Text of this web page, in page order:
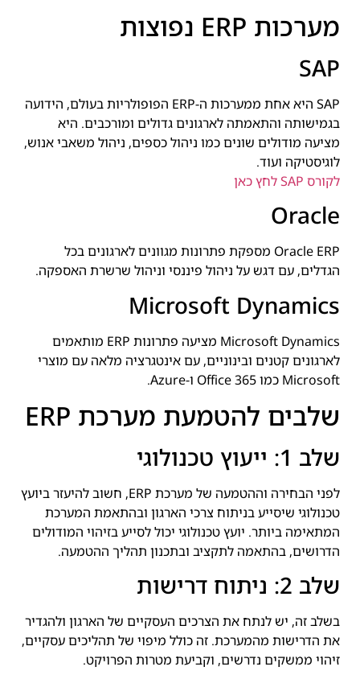
מערכות ERP נפוצות
SAP
SAP היא אחת ממערכות ה-ERP הפופולריות בעולם, הידועה
בגמישותה והתאמתה לארגונים גדולים ומורכבים. היא
מציעה מודולים שונים כמו ניהול כספים, ניהול משאבי אנוש,
לוגיסטיקה ועוד.
לקורס SAP לחץ כאן
Oracle
Oracle ERP מספקת פתרונות מגוונים לארגונים בכל
הגדלים, עם דגש על ניהול פיננסי וניהול שרשרת האספקה.
Microsoft Dynamics
Microsoft Dynamics מציעה פתרונות ERP מותאמים
לארגונים קטנים ובינוניים, עם אינטגרציה מלאה עם מוצרי
Microsoft כמו Office 365 ו-Azure.
שלבים להטמעת מערכת ERP
שלב 1: ייעוץ טכנולוגי
לפני הבחירה וההטמעה של מערכת ERP, חשוב להיעזר ביועץ
טכנולוגי שיסייע בניתוח צרכי הארגון ובהתאמת המערכת
המתאימה ביותר. יועץ טכנולוגי יכול לסייע בזיהוי המודולים
הדרושים, בהתאמה לתקציב ובתכנון תהליך ההטמעה.
שלב 2: ניתוח דרישות
בשלב זה, יש לנתח את הצרכים העסקיים של הארגון ולהגדיר
את הדרישות מהמערכת. זה כולל מיפוי של תהליכים עסקיים,
זיהוי ממשקים נדרשים, וקביעת מטרות הפרויקט.